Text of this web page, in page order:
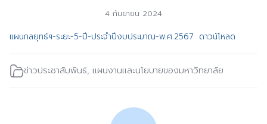
4 กันยายน 2024
แผนกลยุทธ์ฯ-ระยะ-5-ปี-ประจำปีงบประมาณ-พ.ศ.2567 ดาวน์โหลด
ข่าวประชาสัมพันธ์, แผนงานและนโยบายของมหาวิทยาลัย